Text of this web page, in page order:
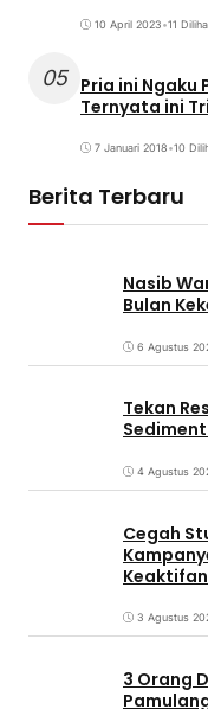
10 April 2023•11
05 Pria ini Ngaku
Ternyata ini
7 Januari 2018•10
Berita Terbaru
Nasib
Bulan
6 Agustus
Tekan
4 Agustus
Cegah
3 Agustus
3 Orang